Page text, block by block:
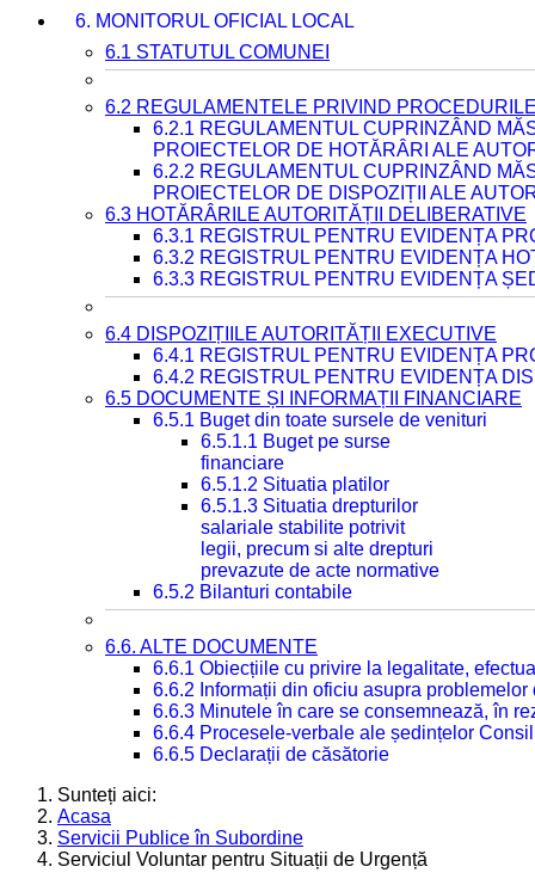
6. MONITORUL OFICIAL LOCAL
6.1 STATUTUL COMUNEI
6.2 REGULAMENTELE PRIVIND
6.2.1 REGULAMENTUL CUPRINZÂND
PROIECTELOR DE HOTĂRÂRI ALE
6.2.2 REGULAMENTUL CUPRINZÂND
PROIECTELOR DE DISPOZIȚII ALE
6.3 HOTĂRÂRILE AUTORITĂȚII DELIBERATIVE
6.3.1 REGISTRUL PENTRU EVIDENȚA
6.3.2 REGISTRUL PENTRU EVIDENȚA
6.3.3 REGISTRUL PENTRU EVIDENȚA
6.4 DISPOZIȚIILE AUTORITĂȚII EXECUTIVE
6.4.1 REGISTRUL PENTRU EVIDENȚA
6.4.2 REGISTRUL PENTRU EVIDENȚA
6.5 DOCUMENTE ȘI INFORMAȚII FINANCIARE
6.5.1 Buget din toate sursele de venituri
6.5.1.1 Buget pe surse
financiare
6.5.1.2 Situatia platilor
6.5.1.3 Situatia drepturilor
salariale stabilite potrivit
legii, precum si alte drepturi
prevazute de acte normative
6.5.2 Bilanturi contabile
6.6. ALTE DOCUMENTE
6.6.1 Obiecțiile cu privire la legalitate,
6.6.2 Informații din oficiu asupra
6.6.3 Minutele în care se consemnează, în
6.6.4 Procesele-verbale ale ședințelor
6.6.5 Declarații de căsătorie
Sunteți aici:
Acasa
Servicii Publice în Subordine
Serviciul Voluntar pentru Situații de Urgență